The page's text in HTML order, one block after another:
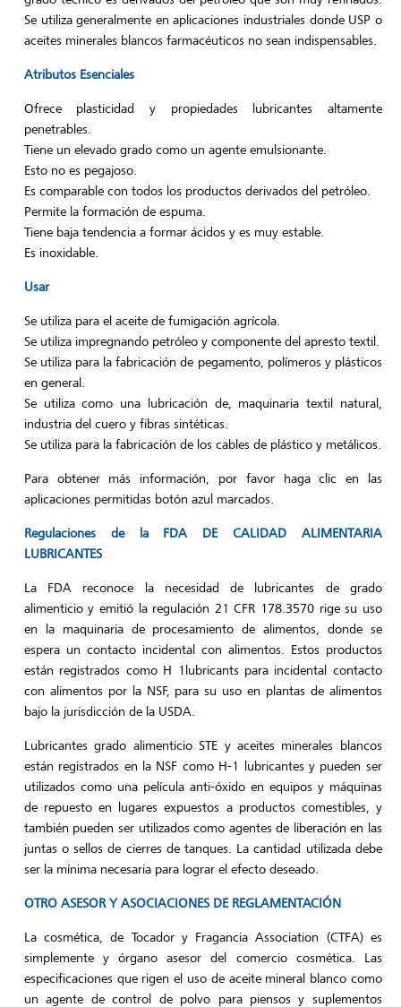
Se utiliza generalmente en aplicaciones industriales donde USP o
aceites minerales blancos farmacéuticos no sean indispensables.
Atributos Esenciales
Ofrece plasticidad y propiedades lubricantes altamente
penetrables.
Tiene un elevado grado como un agente emulsionante.
Esto no es pegajoso.
Es comparable con todos los productos derivados del petróleo.
Permite la formación de espuma.
Tiene baja tendencia a formar ácidos y es muy estable.
Es inoxidable.
Usar
Se utiliza para el aceite de fumigación agrícola.
Se utiliza impregnando petróleo y componente del apresto textil.
Se utiliza para la fabricación de pegamento, polímeros y plásticos
en general.
Se utiliza como una lubricación de, maquinaria textil natural,
industria del cuero y fibras sintéticas.
Se utiliza para la fabricación de los cables de plástico y metálicos.
Para obtener más información, por favor haga clic en las
aplicaciones permitidas botón azul marcados.
Regulaciones de la FDA DE CALIDAD ALIMENTARIA
LUBRICANTES
La FDA reconoce la necesidad de lubricantes de grado
alimenticio y emitió la regulación 21 CFR 178.3570 rige su uso
en la maquinaria de procesamiento de alimentos, donde se
espera un contacto incidental con alimentos. Estos productos
están registrados como H 1lubricants para incidental contacto
con alimentos por la NSF, para su uso en plantas de alimentos
bajo la jurisdicción de la USDA.
Lubricantes grado alimenticio STE y aceites minerales blancos
están registrados en la NSF como H-1 lubricantes y pueden ser
utilizados como una película anti-óxido en equipos y máquinas
de repuesto en lugares expuestos a productos comestibles, y
también pueden ser utilizados como agentes de liberación en las
juntas o sellos de cierres de tanques. La cantidad utilizada debe
ser la mínima necesaria para lograr el efecto deseado.
OTRO ASESOR Y ASOCIACIONES DE REGLAMENTACIÓN
La cosmética, de Tocador y Fragancia Association (CTFA) es
simplemente y órgano asesor del comercio cosmética. Las
especificaciones que rigen el uso de aceite mineral blanco como
un agente de control de polvo para piensos y suplementos